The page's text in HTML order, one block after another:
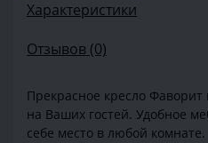
Характеристики
Отзывов (0)
Прекрасное кресло
на Ваших гостей. Удобное
себе место в любой комнате.